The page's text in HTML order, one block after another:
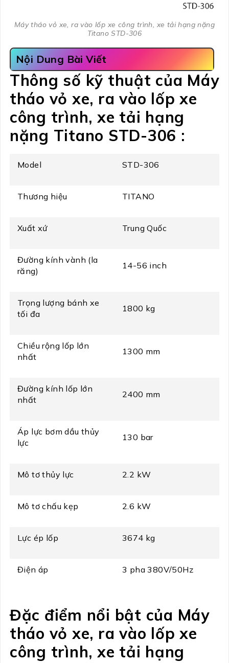
Máy tháo vỏ xe, ra vào lốp xe công trình, xe tải hạng nặng
Titano STD-306
Nội Dung Bài Viết
Thông số kỹ thuật của Máy
tháo vỏ xe, ra vào lốp xe
công trình, xe tải hạng
nặng Titano STD-306 :
Model STD-306
Thương hiệu TITANO
Xuất xứ Trung Quốc
Đường kính vành (la
răng)
14-56 inch
Trọng lượng bánh xe
tối đa
1800 kg
Chiều rộng lốp lớn
nhất
1300 mm
Đường kính lốp lớn
nhất
2400 mm
Áp lực bơm dầu thủy
lực
130 bar
Mô tơ thủy lực 2.2 kW
Mô tơ chấu kẹp 2.6 kW
Lực ép lốp 3674 kg
Điện áp 3 pha 380V/50Hz
Đặc điểm nổi bật của Máy
tháo vỏ xe, ra vào lốp xe
công trình, xe tải hạng